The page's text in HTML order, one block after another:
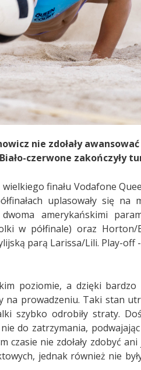
nie zdołały
czerwone zakończyły
finału Vodafone
uplasowały się na
amerykańskimi
w półfinale) oraz
parą Larissa/Lili. Play-off
poziomie, a dzięki
na prowadzeniu. Taki stan
szybko odrobiły straty.
do zatrzymania,
nie zdołały zdobyć
jednak również nie